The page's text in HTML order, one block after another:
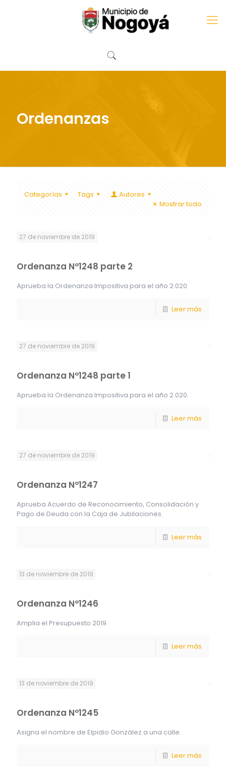
Ordenanzas
Categorías Tags
Autores
Mostrar todo
27 de noviembre de 2019
Ordenanza Nº1248 parte 2
Aprueba la Ordenanza Impositiva para el año 2.020.
Leer más
27 de noviembre de 2019
Ordenanza Nº1248 parte 1
Aprueba la Ordenanza Impositiva para el año 2.020.
Leer más
27 de noviembre de 2019
Ordenanza Nº1247
Aprueba Acuerdo de Reconocimiento, Consolidación y
Pago de Deuda con la Caja de Jubilaciones.
Leer más
13 de noviembre de 2019
Ordenanza Nº1246
Amplia el Presupuesto 2019.
Leer más
13 de noviembre de 2019
Ordenanza Nº1245
Asigna el nombre de Elpidio González a una calle.
Leer más